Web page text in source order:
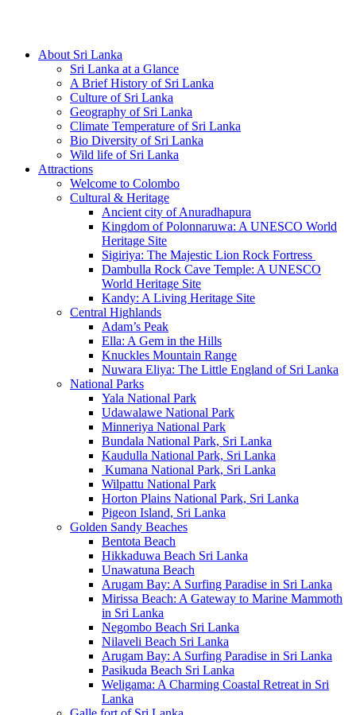
About Sri Lanka
Sri Lanka at a Glance
A Brief History of Sri Lanka
Culture of Sri Lanka
Geography of Sri Lanka
Climate Temperature of Sri Lanka
Bio Diversity of Sri Lanka
Wild life of Sri Lanka
Attractions
Welcome to Colombo
Cultural & Heritage
Ancient city of Anuradhapura
Kingdom of Polonnaruwa: A UNESCO World
Heritage Site
Sigiriya: The Majestic Lion Rock Fortress
Dambulla Rock Cave Temple: A UNESCO
World Heritage Site
Kandy: A Living Heritage Site
Central Highlands
Adam’s Peak
Ella: A Gem in the Hills
Knuckles Mountain Range
Nuwara Eliya: The Little England of Sri Lanka
National Parks
Yala National Park
Udawalawe National Park
Minneriya National Park
Bundala National Park, Sri Lanka
Kaudulla National Park, Sri Lanka
Kumana National Park, Sri Lanka
Wilpattu National Park
Horton Plains National Park, Sri Lanka
Pigeon Island, Sri Lanka
Golden Sandy Beaches
Bentota Beach
Hikkaduwa Beach Sri Lanka
Unawatuna Beach
Arugam Bay: A Surfing Paradise in Sri Lanka
Mirissa Beach: A Gateway to Marine Mammoth
in Sri Lanka
Negombo Beach Sri Lanka
Nilaveli Beach Sri Lanka
Arugam Bay: A Surfing Paradise in Sri Lanka
Pasikuda Beach Sri Lanka
Weligama: A Charming Coastal Retreat in Sri
Lanka